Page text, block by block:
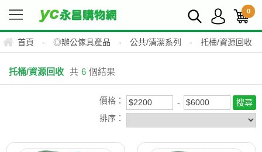
0
首頁 - ◎辦公傢具產品 - 公共/清潔系列 - 托桶/資源回收
托桶/資源回收 共 6 個結果
價格：
排序：